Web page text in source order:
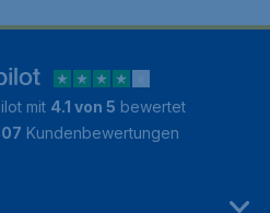
mit 4.1 von 5 bewertet
Kundenbewertungen